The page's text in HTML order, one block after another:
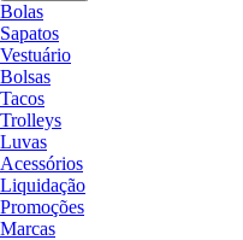
Bolas
Sapatos
Vestuário
Bolsas
Tacos
Trolleys
Luvas
Acessórios
Liquidação
Promoções
Marcas